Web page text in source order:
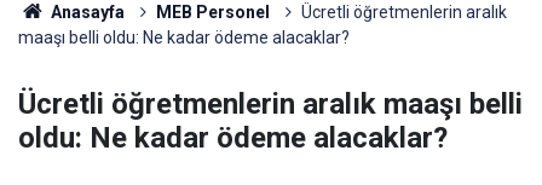
Anasayfa MEB Personel
Ücretli öğretmenlerin aralık
maaşı belli oldu: Ne kadar ödeme alacaklar?
Ücretli öğretmenlerin aralık maaşı belli
oldu: Ne kadar ödeme alacaklar?